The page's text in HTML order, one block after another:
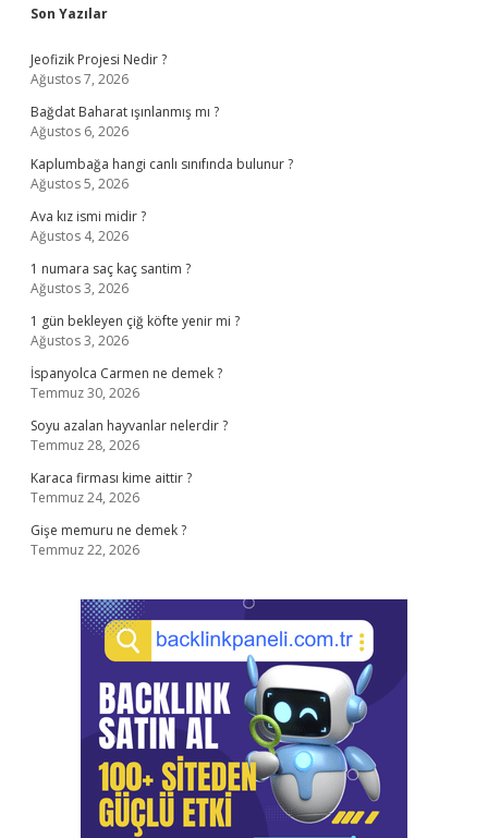
Sidebar
Son Yazılar
Jeofizik Projesi Nedir ?
Ağustos 7, 2026
Bağdat Baharat ışınlanmış mı ?
Ağustos 6, 2026
Kaplumbağa hangi canlı sınıfında bulunur ?
Ağustos 5, 2026
Ava kız ismi midir ?
Ağustos 4, 2026
1 numara saç kaç santim ?
Ağustos 3, 2026
1 gün bekleyen çiğ köfte yenir mi ?
Ağustos 3, 2026
İspanyolca Carmen ne demek ?
Temmuz 30, 2026
Soyu azalan hayvanlar nelerdir ?
Temmuz 28, 2026
Karaca firması kime aittir ?
Temmuz 24, 2026
Gişe memuru ne demek ?
Temmuz 22, 2026